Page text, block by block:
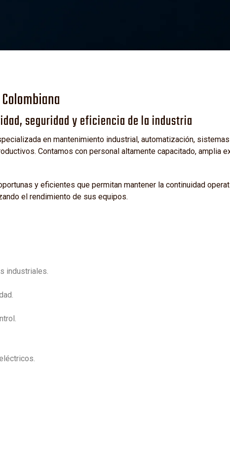
seguridad y eficiencia de la industria
en mantenimiento industrial, automatización,
Contamos con personal altamente capacitado, amplia
y eficientes que permitan mantener la continuidad
el rendimiento de sus equipos.
industriales.